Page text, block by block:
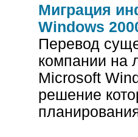
Миграция
Windows
Перевод
компании на
Microsoft
решение